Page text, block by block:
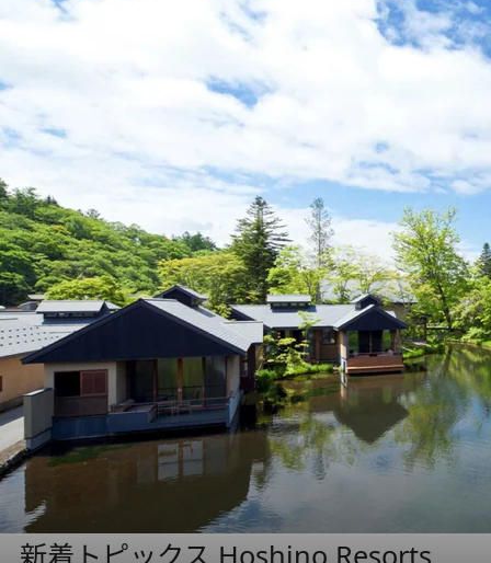
新着トピックス Hoshino Resorts